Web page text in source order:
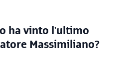
- Lettone (tedesco)
ha vinto l'ultimo
Massimiliano?